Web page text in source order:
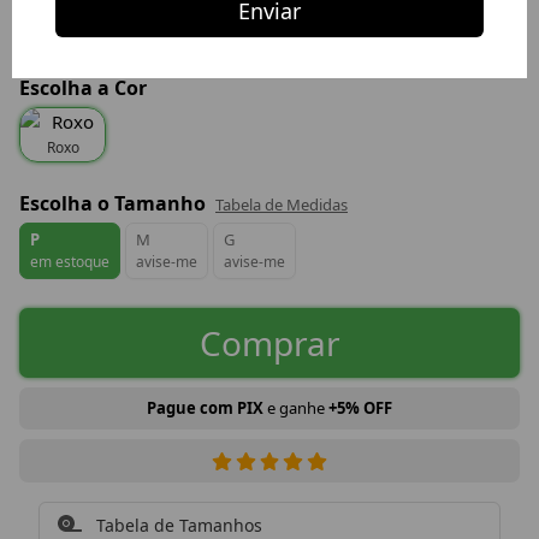
ou 8x R$ 7,23 s/ juros
Escolha a Cor
Roxo
Escolha o Tamanho Tabela de Medidas
P
em estoque
M
avise-me
G
avise-me
Comprar
Pague com PIXe ganhe+5% OFF
Tabela de Tamanhos
Enviar